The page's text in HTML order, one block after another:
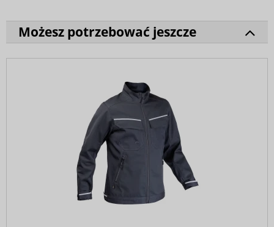
Możesz potrzebować jeszcze